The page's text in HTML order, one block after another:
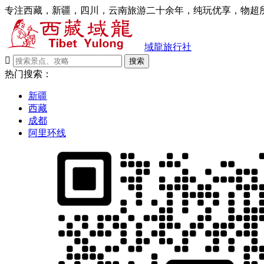
专注西藏，新疆，四川，云南旅游二十余年，纯玩优享，物超
域龍旅行社

搜索
热门搜索：
新疆
西藏
成都
阿里环线